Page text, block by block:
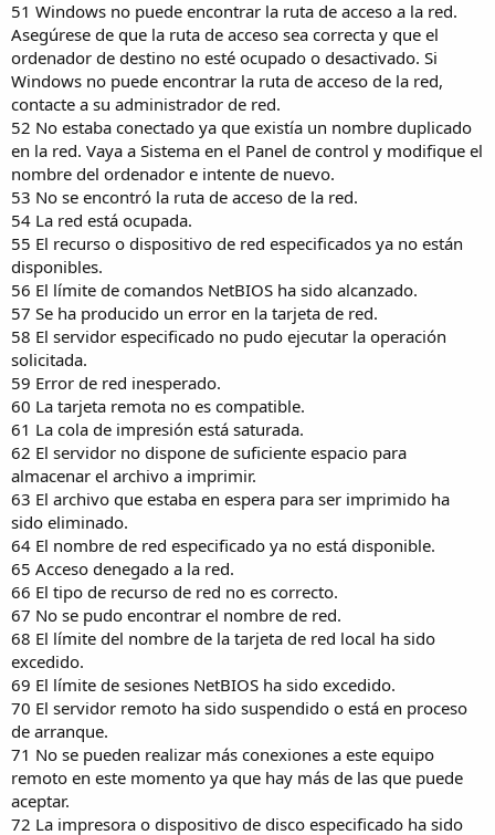
51 Windows no puede encontrar la ruta de acceso a la red.
Asegúrese de que la ruta de acceso sea correcta y que el
ordenador de destino no esté ocupado o desactivado. Si
Windows no puede encontrar la ruta de acceso de la red,
contacte a su administrador de red.
52 No estaba conectado ya que existía un nombre duplicado
en la red. Vaya a Sistema en el Panel de control y modifique el
nombre del ordenador e intente de nuevo.
53 No se encontró la ruta de acceso de la red.
54 La red está ocupada.
55 El recurso o dispositivo de red especificados ya no están
disponibles.
56 El límite de comandos NetBIOS ha sido alcanzado.
57 Se ha producido un error en la tarjeta de red.
58 El servidor especificado no pudo ejecutar la operación
solicitada.
59 Error de red inesperado.
60 La tarjeta remota no es compatible.
61 La cola de impresión está saturada.
62 El servidor no dispone de suficiente espacio para
almacenar el archivo a imprimir.
63 El archivo que estaba en espera para ser imprimido ha
sido eliminado.
64 El nombre de red especificado ya no está disponible.
65 Acceso denegado a la red.
66 El tipo de recurso de red no es correcto.
67 No se pudo encontrar el nombre de red.
68 El límite del nombre de la tarjeta de red local ha sido
excedido.
69 El límite de sesiones NetBIOS ha sido excedido.
70 El servidor remoto ha sido suspendido o está en proceso
de arranque.
71 No se pueden realizar más conexiones a este equipo
remoto en este momento ya que hay más de las que puede
aceptar.
72 La impresora o dispositivo de disco especificado ha sido